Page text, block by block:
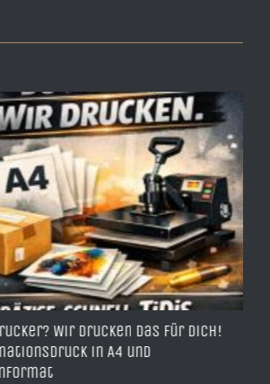
TDH951Y- Best Price Ersatzpatrone –
yellow – mit 17ml Inhalt ersetzt
April 4th, 2026